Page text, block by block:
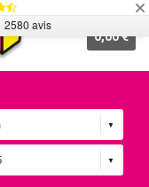
0,00 €
2580 avis